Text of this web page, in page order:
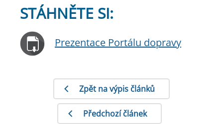
STÁHNĚTE SI:
Prezentace Portálu dopravy
Zpět na výpis článků
Předchozí článek